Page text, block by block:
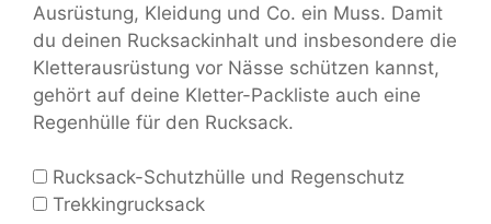
Ausrüstung, Kleidung und Co. ein Muss. Damit
du deinen Rucksackinhalt und insbesondere die
Kletterausrüstung vor Nässe schützen kannst,
gehört auf deine Kletter-Packliste auch eine
Regenhülle für den Rucksack.
Rucksack-Schutzhülle und Regenschutz
Trekkingrucksack